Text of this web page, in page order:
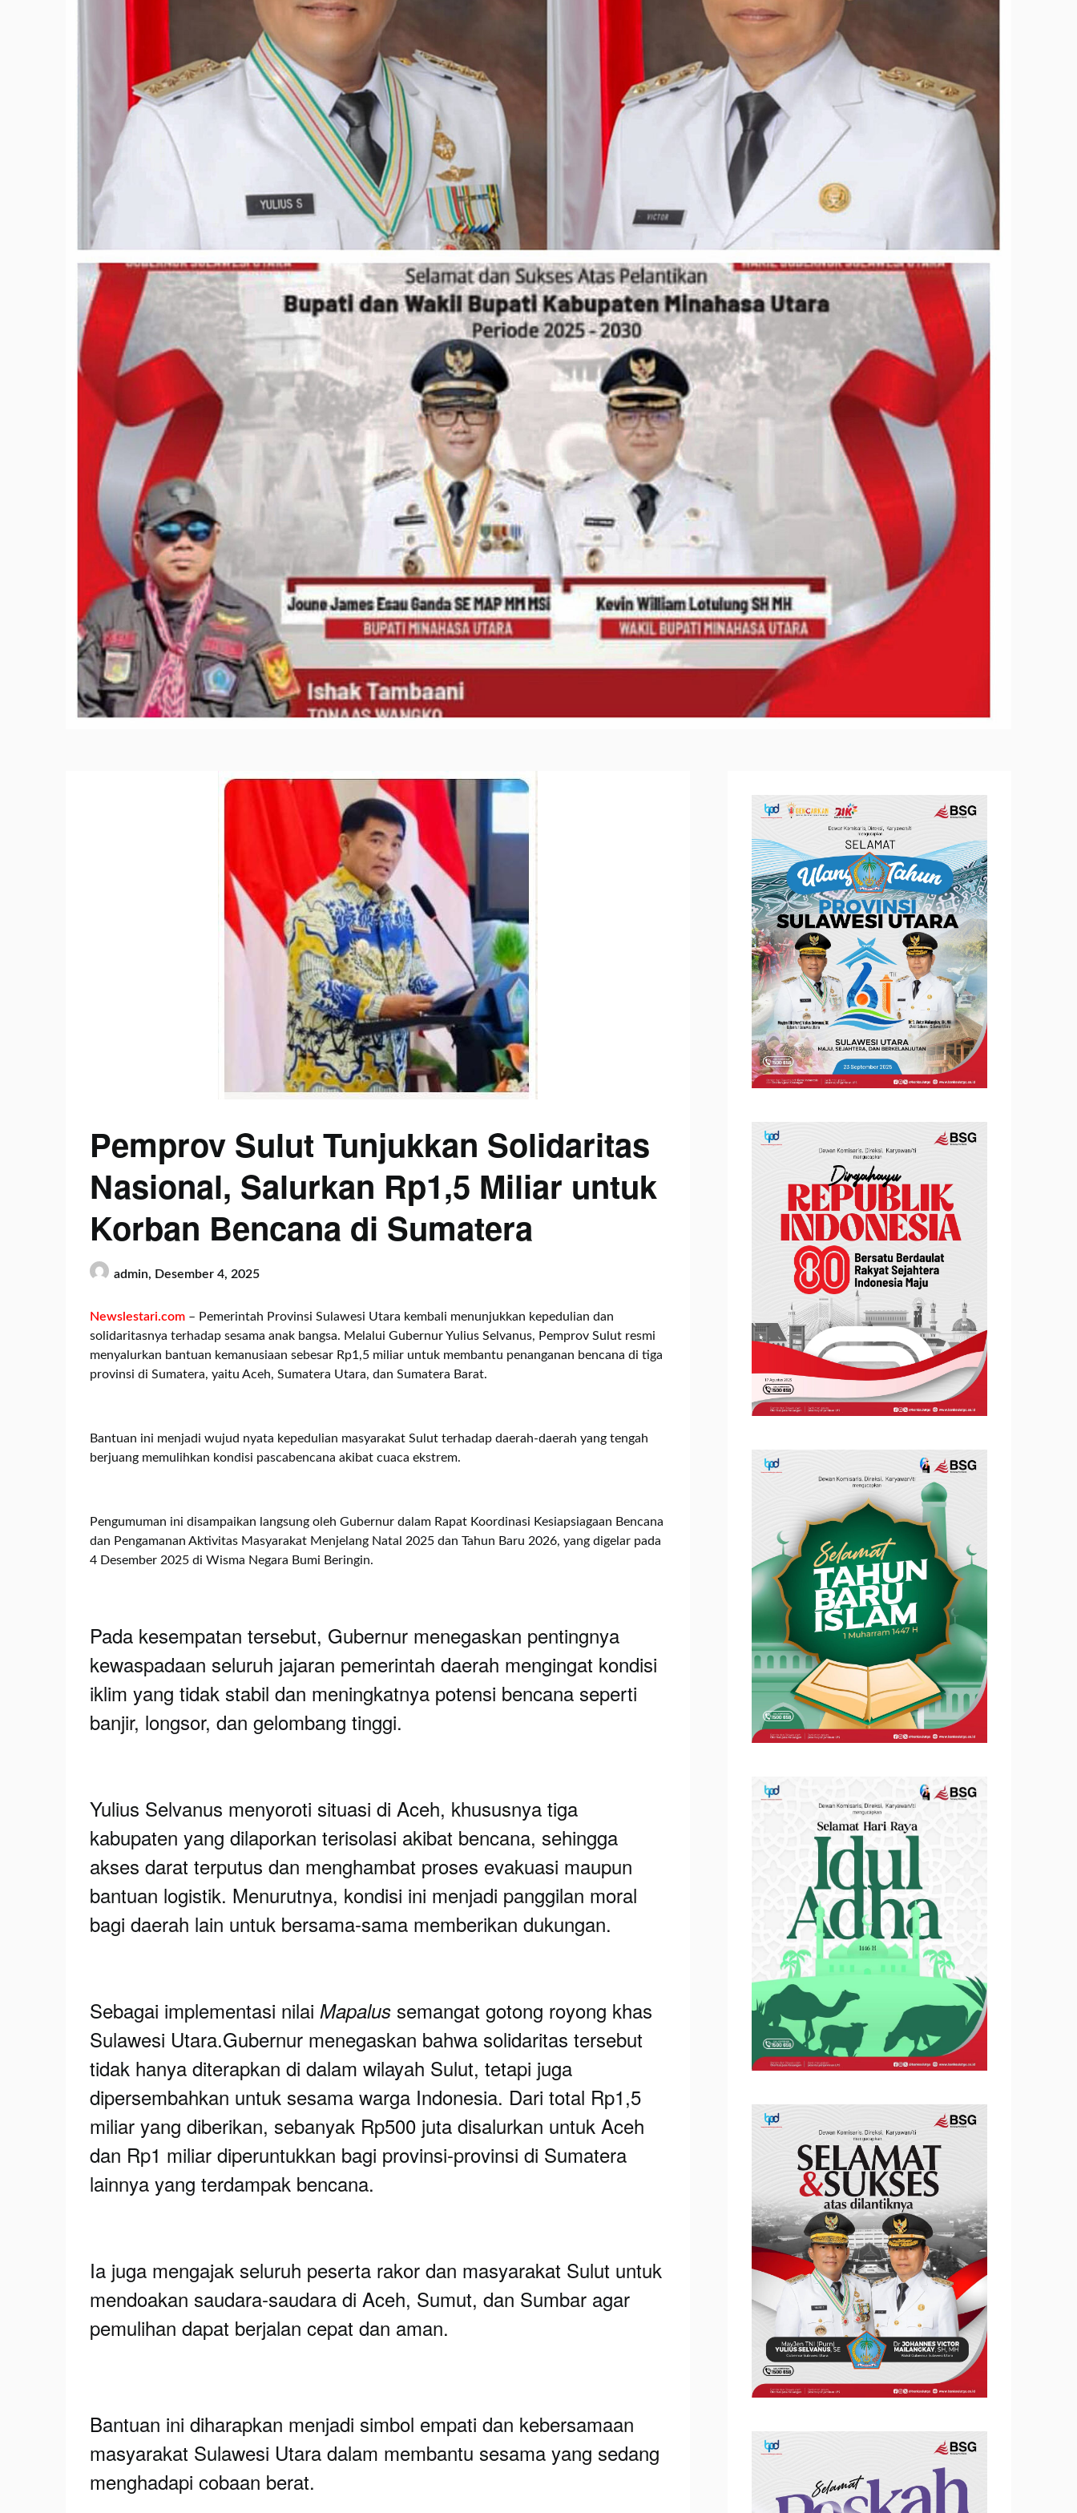
Pemprov Sulut Tunjukkan Solidaritas
Nasional, Salurkan Rp1,5 Miliar untuk
Korban Bencana di Sumatera
admin, Desember 4, 2025
Newslestari.com – Pemerintah Provinsi Sulawesi Utara kembali menunjukkan kepedulian dan
solidaritasnya terhadap sesama anak bangsa. Melalui Gubernur Yulius Selvanus, Pemprov Sulut resmi
menyalurkan bantuan kemanusiaan sebesar Rp1,5 miliar untuk membantu penanganan bencana di tiga
provinsi di Sumatera, yaitu Aceh, Sumatera Utara, dan Sumatera Barat.
Bantuan ini menjadi wujud nyata kepedulian masyarakat Sulut terhadap daerah-daerah yang tengah
berjuang memulihkan kondisi pascabencana akibat cuaca ekstrem.
Pengumuman ini disampaikan langsung oleh Gubernur dalam Rapat Koordinasi Kesiapsiagaan Bencana
dan Pengamanan Aktivitas Masyarakat Menjelang Natal 2025 dan Tahun Baru 2026, yang digelar pada
4 Desember 2025 di Wisma Negara Bumi Beringin.
Pada kesempatan tersebut, Gubernur menegaskan pentingnya
kewaspadaan seluruh jajaran pemerintah daerah mengingat kondisi
iklim yang tidak stabil dan meningkatnya potensi bencana seperti
banjir, longsor, dan gelombang tinggi.
Yulius Selvanus menyoroti situasi di Aceh, khususnya tiga
kabupaten yang dilaporkan terisolasi akibat bencana, sehingga
akses darat terputus dan menghambat proses evakuasi maupun
bantuan logistik. Menurutnya, kondisi ini menjadi panggilan moral
bagi daerah lain untuk bersama-sama memberikan dukungan.
Sebagai implementasi nilai Mapalus semangat gotong royong khas
Sulawesi Utara.Gubernur menegaskan bahwa solidaritas tersebut
tidak hanya diterapkan di dalam wilayah Sulut, tetapi juga
dipersembahkan untuk sesama warga Indonesia. Dari total Rp1,5
miliar yang diberikan, sebanyak Rp500 juta disalurkan untuk Aceh
dan Rp1 miliar diperuntukkan bagi provinsi-provinsi di Sumatera
lainnya yang terdampak bencana.
Ia juga mengajak seluruh peserta rakor dan masyarakat Sulut untuk
mendoakan saudara-saudara di Aceh, Sumut, dan Sumbar agar
pemulihan dapat berjalan cepat dan aman.
Bantuan ini diharapkan menjadi simbol empati dan kebersamaan
masyarakat Sulawesi Utara dalam membantu sesama yang sedang
menghadapi cobaan berat.